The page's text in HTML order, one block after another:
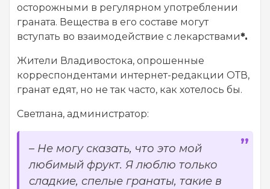
осторожными в регулярном употреблении
граната. Вещества в его составе могут
вступать во взаимодействие с лекарствами*.
Жители Владивостока, опрошенные
корреспондентами интернет-редакции ОТВ,
гранат едят, но не так часто, как хотелось бы.
Светлана, администратор:
– Не могу сказать, что это мой
любимый фрукт. Я люблю только
сладкие, спелые гранаты, такие в